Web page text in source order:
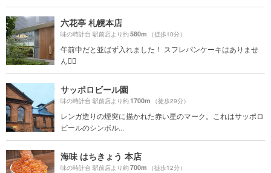
六花亭 札幌本店
味の時計台 駅前店より約580m （徒歩10分）
午前中だと並ばず入れました！ スフレパンケーキはありませ
ん🙅‍♀️
サッポロビール園
味の時計台 駅前店より約1700m （徒歩29分）
レンガ造りの煙突に描かれた赤い星のマーク。これはサッポロ
ビールのシンボル...
海味 はちきょう 本店
味の時計台 駅前店より約700m （徒歩12分）